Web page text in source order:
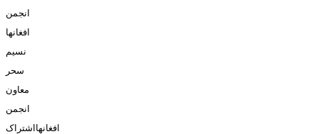
انجمن
افغانها
نسيم
سحر
معاون
انجمن
افغانهااشتراک